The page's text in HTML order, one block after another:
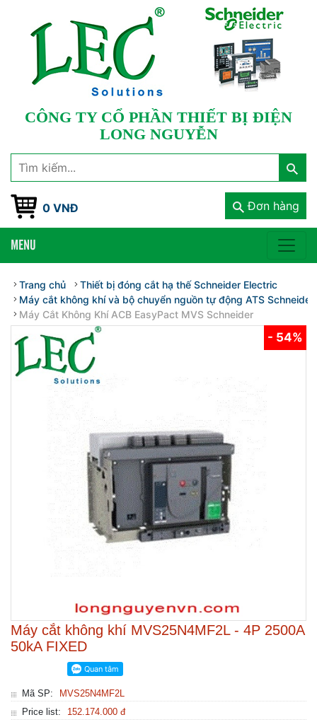
CÔNG TY CỔ PHẦN THIẾT BỊ ĐIỆN
LONG NGUYỄN
0 VNĐ Đơn hàng
MENU
Trang chủ
Thiết bị đóng cắt hạ thế Schneider Electric
Máy cắt không khí và bộ chuyển nguồn tự động ATS Schneider
Máy Cắt Không Khí ACB EasyPact MVS Schneider
- 54%
Máy cắt không khí MVS25N4MF2L - 4P 2500A
50kA FIXED
Mã SP:
MVS25N4MF2L
Price list:
152.174.000 đ